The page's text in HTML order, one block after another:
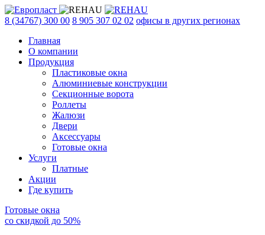
8 (34767) 300 00 8 905 307 02 02 офисы в других регионах
Главная
О компании
Продукция
Пластиковые окна
Алюминиевые конструкции
Секционные ворота
Роллеты
Жалюзи
Двери
Аксессуары
Готовые окна
Услуги
Платные
Акции
Где купить
Готовые окна
со скидкой до 50%